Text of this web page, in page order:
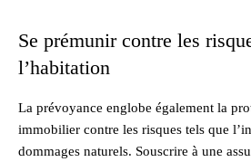
Se prémunir contre les
l’habitation
La prévoyance englobe également la
immobilier contre les risques tels que
dommages naturels. Souscrire à une